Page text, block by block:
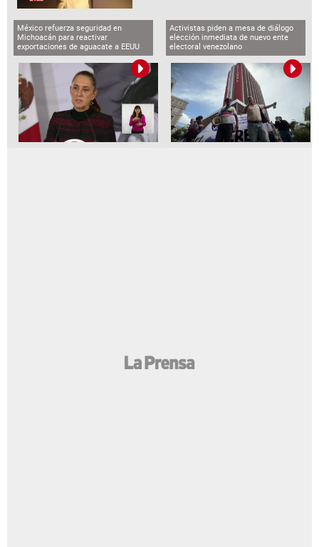
México refuerza seguridad en
Michoacán para reactivar
exportaciones de aguacate a EEUU
Activistas piden a mesa de diálogo
elección inmediata de nuevo ente
electoral venezolano